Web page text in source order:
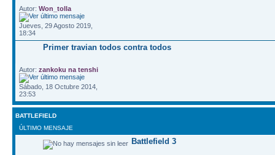
Autor: Won_tolla
Jueves, 29 Agosto 2019,
18:34
Primer travian todos contra todos
Autor: zankoku na tenshi
Sábado, 18 Octubre 2014,
23:53
BATTLEFIELD
ÚLTIMO MENSAJE
Battlefield 3